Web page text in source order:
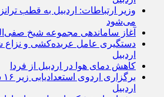
وزیر ارتباطات: اردبیل به قطب
می‌شود
آغاز ساماندهی مجموعه شیخ
دستگیری عامل عربده‌کشی و نزاع
اردبیل
کاهش دمای هوا در اردبیل از فردا
اردبیل